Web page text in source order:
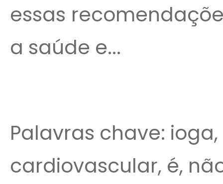
essas
a saúde e...
Palavras chave:
cardiovascular, é,